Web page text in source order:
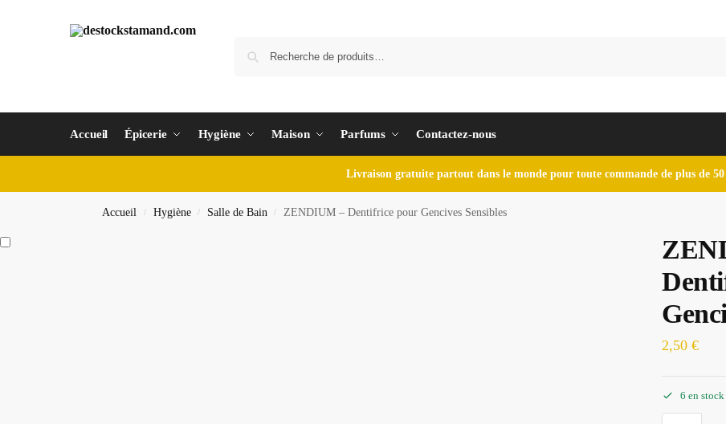
Accueil Épicerie Hygiène Maison Parfums Contactez-nous
Livraison gratuite partout dans le monde pour toute commande de plus de 50
Accueil / Hygiène / Salle de Bain / ZENDIUM – Dentifrice pour Gencives Sensibles
2,50€
6 en stock